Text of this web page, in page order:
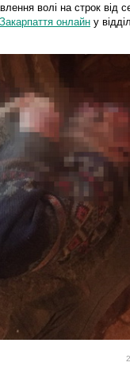
волі на строк від
Закарпаття онлайн у